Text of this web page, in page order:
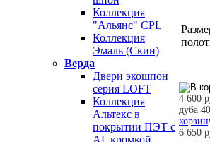
Коллекция
"Альянс" CPL
Коллекция
Эмаль (Скин)
Верда
Двери экошпон
серия LOFT
Коллекция
Альтекс в
покрытии ПЭТ с
AL кромкой
4 600
дуба
6 650